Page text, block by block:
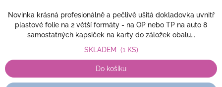
Novinka krásná profesionálně a pečlivě ušitá dokladovka uvnitř
plastové folie na 2 větší formáty - na OP nebo TP na auto 8
samostatných kapsiček na karty do záložek obalu...
SKLADEM (1 KS)
Do košíku